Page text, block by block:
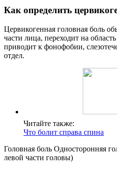
Как определить
Цервикогенная головная боль
части лица, переходит на
приводит к фонофобии,
отдел.
Читайте также:
Что болит справа спина
Головная боль Односторонняя
левой части головы)